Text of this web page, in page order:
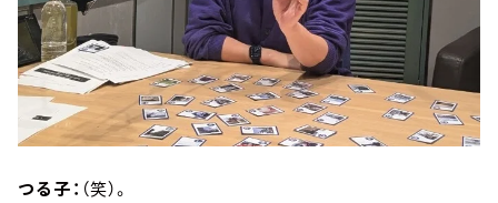
つる子： （笑）。